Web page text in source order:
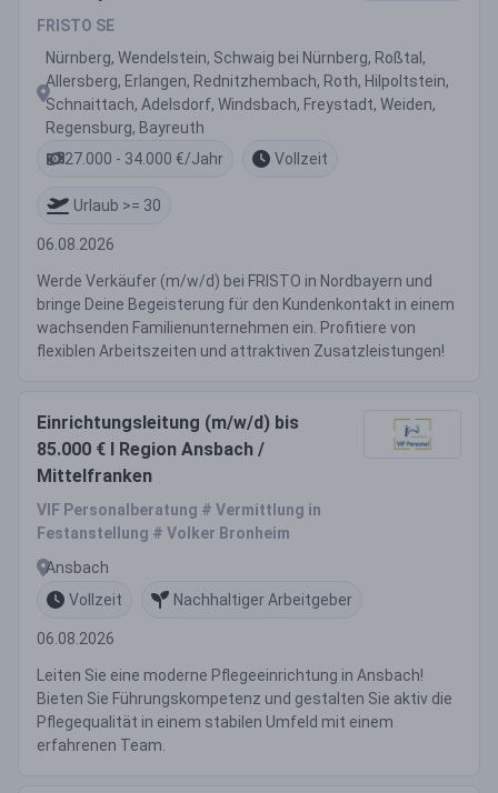
FRISTO SE
Nürnberg, Wendelstein, Schwaig bei Nürnberg, Roßtal,
Allersberg, Erlangen, Rednitzhembach, Roth, Hilpoltstein,
Schnaittach, Adelsdorf, Windsbach, Freystadt, Weiden,
Regensburg, Bayreuth
27.000 - 34.000 €/Jahr
Vollzeit
Urlaub >= 30
06.08.2026
Werde Verkäufer (m/w/d) bei FRISTO in Nordbayern und
bringe Deine Begeisterung für den Kundenkontakt in einem
wachsenden Familienunternehmen ein. Profitiere von
flexiblen Arbeitszeiten und attraktiven Zusatzleistungen!
Einrichtungsleitung (m/w/d) bis
85.000 € I Region Ansbach /
Mittelfranken
VIF Personalberatung # Vermittlung in
Festanstellung # Volker Bronheim
Ansbach
Vollzeit
Nachhaltiger Arbeitgeber
06.08.2026
Leiten Sie eine moderne Pflegeeinrichtung in Ansbach!
Bieten Sie Führungskompetenz und gestalten Sie aktiv die
Pflegequalität in einem stabilen Umfeld mit einem
erfahrenen Team.